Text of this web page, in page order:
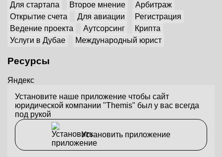
Для стартапа Второе мнение
Арбитраж
Открытие счета
Для авиации
Регистрация
Ведение проекта
Аутсорсинг
Крипта
Услуги в Дубае
Международный юрист
Ресурсы
Яндекс
Установите наше приложение чтобы сайт
юридической компании "Themis" был у вас всегда
под рукой
Установить приложение